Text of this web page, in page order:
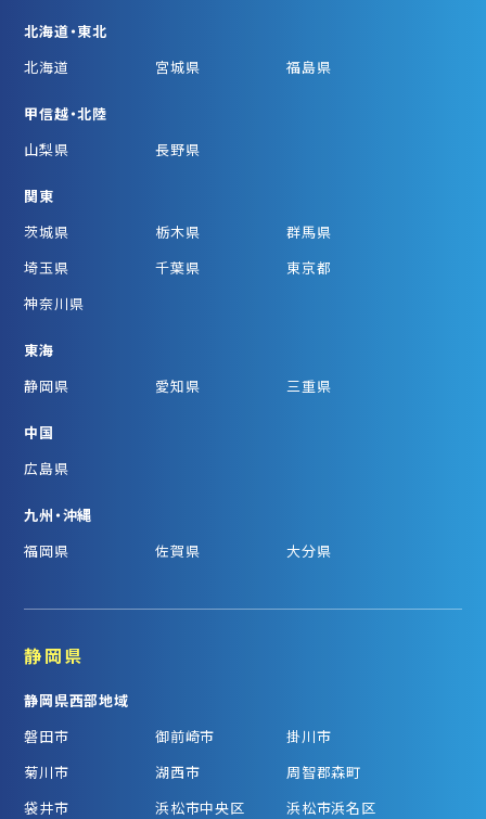
北海道・東北
北海道
宮城県 福島県
甲信越・北陸
山梨県
長野県
関東
茨城県
栃木県
群馬県
埼玉県
千葉県
東京都
神奈川県
東海
静岡県
愛知県 三重県
中国
広島県
九州・沖縄
福岡県
佐賀県 大分県
静岡県
静岡県西部地域
磐田市
御前崎市
掛川市
菊川市
湖西市
周智郡森町
袋井市
浜松市中央区 浜松市浜名区